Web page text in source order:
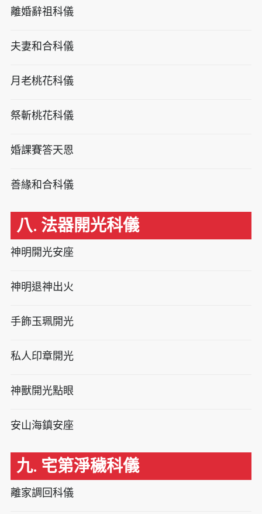
離婚辭祖科儀
夫妻和合科儀
月老桃花科儀
祭斬桃花科儀
婚課賽答天恩
善緣和合科儀
八. 法器開光科儀
神明開光安座
神明退神出火
手飾玉珮開光
私人印章開光
神獸開光點眼
安山海鎮安座
九. 宅第淨穢科儀
離家調回科儀